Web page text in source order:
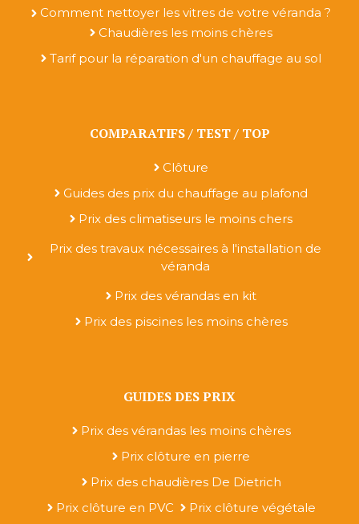
Comment nettoyer les vitres de votre véranda ?
Chaudières les moins chères
Tarif pour la réparation d'un chauffage au sol
COMPARATIFS / TEST / TOP
Clôture
Guides des prix du chauffage au plafond
Prix des climatiseurs le moins chers
Prix des travaux nécessaires à l'installation de
véranda
Prix des vérandas en kit
Prix des piscines les moins chères
GUIDES DES PRIX
Prix des vérandas les moins chères
Prix clôture en pierre
Prix des chaudières De Dietrich
Prix clôture en PVC
Prix clôture végétale